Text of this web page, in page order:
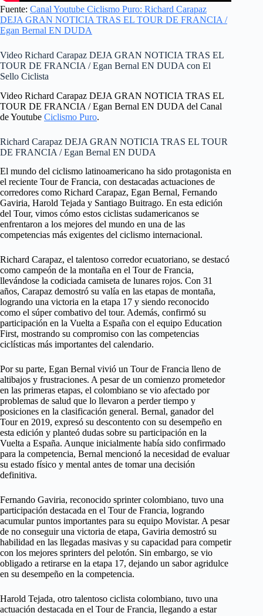
Fuente: Canal Youtube Ciclismo Puro: Richard Carapaz
DEJA GRAN NOTICIA TRAS EL TOUR DE FRANCIA /
Egan Bernal EN DUDA
Video Richard Carapaz DEJA GRAN NOTICIA TRAS EL
TOUR DE FRANCIA / Egan Bernal EN DUDA con El
Sello Ciclista
Video Richard Carapaz DEJA GRAN NOTICIA TRAS EL
TOUR DE FRANCIA / Egan Bernal EN DUDA del Canal
de Youtube Ciclismo Puro.
Richard Carapaz DEJA GRAN NOTICIA TRAS EL TOUR
DE FRANCIA / Egan Bernal EN DUDA
El mundo del ciclismo latinoamericano ha sido protagonista en
el reciente Tour de Francia, con destacadas actuaciones de
corredores como Richard Carapaz, Egan Bernal, Fernando
Gaviria, Harold Tejada y Santiago Buitrago. En esta edición
del Tour, vimos cómo estos ciclistas sudamericanos se
enfrentaron a los mejores del mundo en una de las
competencias más exigentes del ciclismo internacional.
Richard Carapaz, el talentoso corredor ecuatoriano, se destacó
como campeón de la montaña en el Tour de Francia,
llevándose la codiciada camiseta de lunares rojos. Con 31
años, Carapaz demostró su valía en las etapas de montaña,
logrando una victoria en la etapa 17 y siendo reconocido
como el súper combativo del tour. Además, confirmó su
participación en la Vuelta a España con el equipo Education
First, mostrando su compromiso con las competencias
ciclísticas más importantes del calendario.
Por su parte, Egan Bernal vivió un Tour de Francia lleno de
altibajos y frustraciones. A pesar de un comienzo prometedor
en las primeras etapas, el colombiano se vio afectado por
problemas de salud que lo llevaron a perder tiempo y
posiciones en la clasificación general. Bernal, ganador del
Tour en 2019, expresó su descontento con su desempeño en
esta edición y planteó dudas sobre su participación en la
Vuelta a España. Aunque inicialmente había sido confirmado
para la competencia, Bernal mencionó la necesidad de evaluar
su estado físico y mental antes de tomar una decisión
definitiva.
Fernando Gaviria, reconocido sprinter colombiano, tuvo una
participación destacada en el Tour de Francia, logrando
acumular puntos importantes para su equipo Movistar. A pesar
de no conseguir una victoria de etapa, Gaviria demostró su
habilidad en las llegadas masivas y su capacidad para competir
con los mejores sprinters del pelotón. Sin embargo, se vio
obligado a retirarse en la etapa 17, dejando un sabor agridulce
en su desempeño en la competencia.
Harold Tejada, otro talentoso ciclista colombiano, tuvo una
actuación destacada en el Tour de Francia, llegando a estar